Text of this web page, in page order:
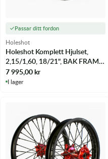
Passar ditt fordon
Holeshot
Holeshot Komplett Hjulset,
2,15/1,60, 18/21", BAK FRAM,
MATT SVART BLÅ KTM 125
EXC 16 - m.fl.
7 995,00kr
I lager